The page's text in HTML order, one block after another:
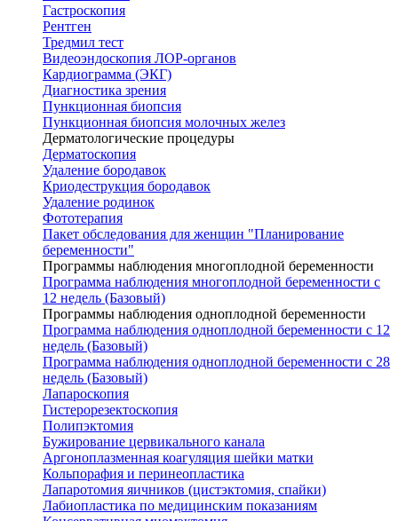
Гастроскопия
Рентген
Тредмил тест
Видеоэндоскопия ЛОР-органов
Кардиограмма (ЭКГ)
Диагностика зрения
Пункционная биопсия
Пункционная биопсия молочных желез
Дерматологические процедуры
Дерматоскопия
Удаление бородавок
Криодеструкция бородавок
Удаление родинок
Фототерапия
Пакет обследования для женщин "Планирование
беременности"
Программы наблюдения многоплодной беременности
Программа наблюдения многоплодной беременности с
12 недель (Базовый)
Программы наблюдения одноплодной беременности
Программа наблюдения одноплодной беременности с 12
недель (Базовый)
Программа наблюдения одноплодной беременности с 28
недель (Базовый)
Лапароскопия
Гистерорезектоскопия
Полипэктомия
Бужирование цервикального канала
Аргоноплазменная коагуляция шейки матки
Кольпорафия и перинеопластика
Лапаротомия яичников (цистэктомия, спайки)
Лабиопластика по медицинским показаниям